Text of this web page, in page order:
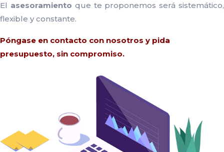
El asesoramiento que te proponemos será sistemático,
flexible y constante.
Póngase en contacto con nosotros y pida
presupuesto, sin compromiso.